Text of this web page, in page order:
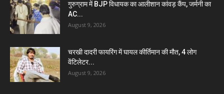
गुरुग्राम में BJP विधायक का आलीशान कांवड़ कैंप, जर्मनी का
AC...
August 9, 2026
चरखी दादरी फायरिंग में घायल कीर्तिमान की मौत, 4 लोग
वेंटिलेटर...
August 9, 2026